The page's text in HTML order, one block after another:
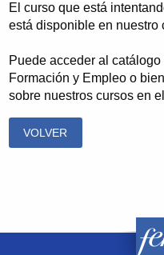
El curso que está
está disponible en nuestro
Puede acceder al
Formación y Empleo o
sobre nuestros cursos en
VOLVER